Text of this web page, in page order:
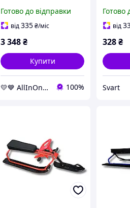
market-without-queues-
Готово до відправки
від335₴/міс
3 348₴
Купити
💛💙 AllInOne - знаходь все необхідне в одному магазині! 100%
Готово
від
328₴
Svart